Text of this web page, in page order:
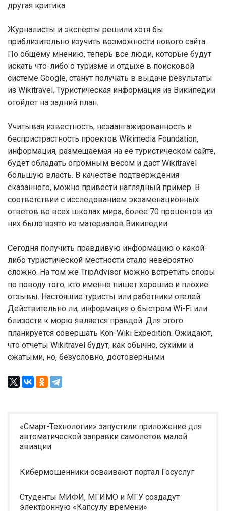
другая критика.
Журналисты и эксперты решили хотя бы
приблизительно изучить возможности нового сайта.
По общему мнению, теперь все люди, которые будут
искать что-либо о туризме и отдыхе в поисковой
системе Google, станут получать в выдаче результаты
из Wikitravel. Туристическая информация из Википедии
отойдет на задний план.
Учитывая известность, незаангажированность и
беспристрастность проектов Wikimedia Foundation,
информация, размещаемая на ее туристическом сайте,
будет обладать огромным весом и даст Wikitravel
большую власть. В качестве подтверждения
сказанного, можно привести наглядный пример. В
соответствии с исследованием экзаменационных
ответов во всех школах мира, более 70 процентов из
них было взято из материалов Википедии.
Сегодня получить правдивую информацию о какой-
либо туристической местности стало невероятно
сложно. На том же TripAdvisor можно встретить споры
по поводу того, кто именно пишет хорошие и плохие
отзывы. Настоящие туристы или работники отелей.
Действительно ли, информация о быстром Wi-Fi или
близости к морю является правдой. Для этого
планируется совершать Kon-Wiki Expedition. Ожидают,
что отчеты Wikitravel будут, как обычно, сухими и
сжатыми, но, безусловно, достоверными
«Смарт-Технологии» запустили приложение для
автоматической заправки самолетов малой
авиации
Кибермошенники осваивают портал Госуслуг
Студенты МИФИ, МГИМО и МГУ создадут
электронную «Капсулу времени»